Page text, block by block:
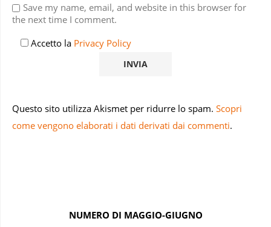
Save my name, email, and website in this browser for
the next time I comment.
Accetto la Privacy Policy
Questo sito utilizza Akismet per ridurre lo spam. Scopri
come vengono elaborati i dati derivati dai commenti.
NUMERO DI MAGGIO-GIUGNO